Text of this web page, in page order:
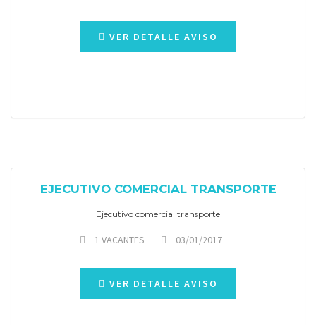
VER DETALLE AVISO
EJECUTIVO COMERCIAL TRANSPORTE
Ejecutivo comercial transporte
1 VACANTES 03/01/2017
VER DETALLE AVISO